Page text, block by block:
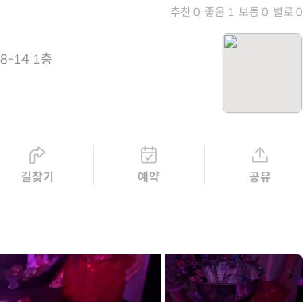
추천 0 좋음 1 보통 0 별로 0
14 1층
길찾기 예약 공유